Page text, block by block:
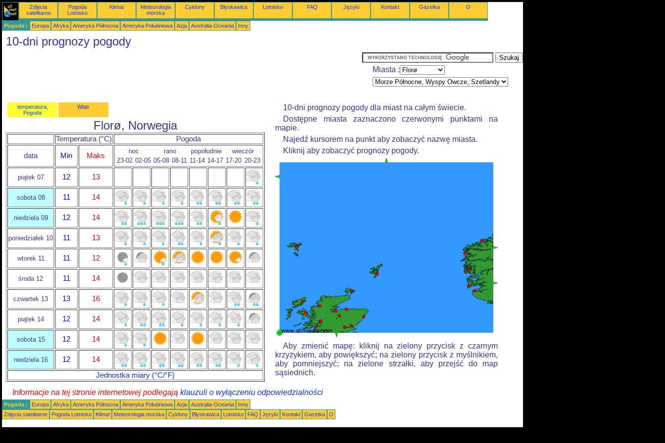
Zdjęcia
satelitarne
Pogoda
Lotnisko
Klimat
Meteorologia
morska
Cyklony Błyskawica Lotnisko FAQ Języki Kontakt Gazetka O
Pogoda : Europa Afryka Ameryka Północna Ameryka Południowa Azja Australia-Oceania Inny
10-dni prognozy pogody
Miasta :
temperatura,
Pogoda
Wiatr
Florø, Norwegia
Temperatura (°C) Pogoda
data Min Maks
noc rano popołudnie
wieczór
23-02 02-05 05-08 08-11 11-14 14-17 17-20 20-23
piątek 07 12 13
sobota 08 11 14
niedziela 09 12 14
poniedziałek 10 11 13
wtorek 11 11 12
środa 12 11 14
czwartek 13 13 16
piątek 14 12 14
sobota 15 12 14
niedziela 16 12
14
Jednostka miary (°C/°F)
10-dni prognozy pogody dla miast na całym świecie.
Dostępne miasta zaznaczono czerwonymi punktami na
mapie.
Najedź kursorem na punkt aby zobaczyć nazwę miasta.
Kliknij aby zobaczyć prognozy pogody.
Aby zmienić mapę: kliknij na zielony przycisk z czarnym
krzyżykiem, aby powiększyć; na zielony przycisk z myślnikiem,
aby pomniejszyć; na zielone strzałki, aby przejść do map
sąsiednich.
Informacje na tej stronie internetowej podlegają klauzuli o wyłączeniu odpowiedzialności
Pogoda : Europa Afryka Ameryka Północna Ameryka Południowa Azja Australia-Oceania
Inny
Zdjęcia satelitarne
Pogoda Lotnisko Klimat Meteorologia morska Cyklony Błyskawica Lotnisko FAQ Języki Kontakt Gazetka O